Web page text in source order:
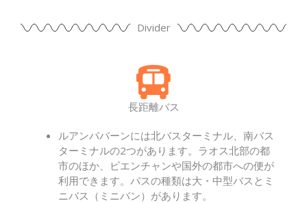
Divider
長距離バス
ルアンパバーンには北バスターミナル、南バス
ターミナルの2つがあります。ラオス北部の都
市のほか、ビエンチャンや国外の都市への便が
利用できます。バスの種類は大・中型バスとミ
ニバス（ミニバン）があります。